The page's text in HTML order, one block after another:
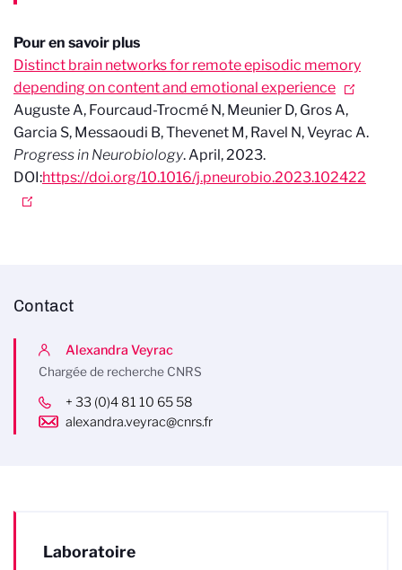
Pour en savoir plus
Distinct brain networks for remote episodic memory
depending on content and emotional experience
Auguste A, Fourcaud-Trocmé N, Meunier D, Gros A,
Garcia S, Messaoudi B, Thevenet M, Ravel N, Veyrac A.
Progress in Neurobiology. April, 2023.
DOI:https://doi.org/10.1016/j.pneurobio.2023.102422
Contact
Alexandra Veyrac
Chargée de recherche CNRS
+ 33 (0)4 81 10 65 58
alexandra.veyrac@cnrs.fr
Laboratoire